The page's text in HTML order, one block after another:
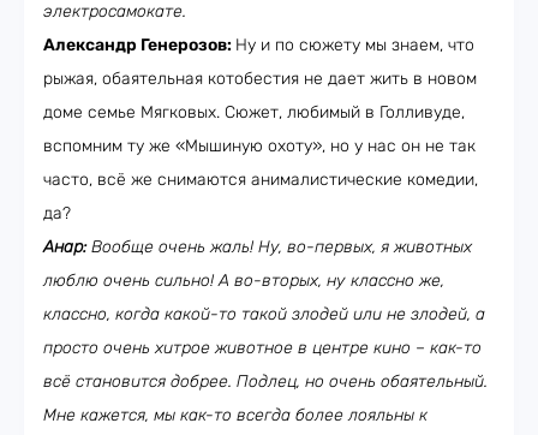
электросамокате.
Александр Генерозов: Ну и по сюжету мы знаем, что
рыжая, обаятельная котобестия не дает жить в новом
доме семье Мягковых. Сюжет, любимый в Голливуде,
вспомним ту же «Мышиную охоту», но у нас он не так
часто, всё же снимаются анималистические комедии,
да?
Анар:Вообще очень жаль! Ну, во-первых, я животных
люблю очень сильно! А во-вторых, ну классно же,
классно, когда какой-то такой злодей или не злодей, а
просто очень хитрое животное в центре кино – как-то
всё становится добрее. Подлец, но очень обаятельный.
Мне кажется, мы как-то всегда более лояльны к